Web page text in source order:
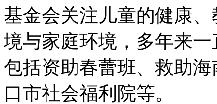
基金会关注儿童的健康
境与家庭环境，多年来
包括资助春蕾班、救助
口市社会福利院等。